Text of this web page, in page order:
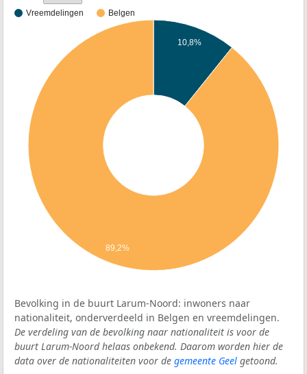
Vreemdelingen Belgen
10,8%
89,2%
Bevolking in de buurt Larum-Noord: inwoners naar
nationaliteit, onderverdeeld in Belgen en vreemdelingen.
De verdeling van de bevolking naar nationaliteit is voor de
buurt Larum-Noord helaas onbekend. Daarom worden hier de
data over de nationaliteiten voor de gemeente Geel getoond.